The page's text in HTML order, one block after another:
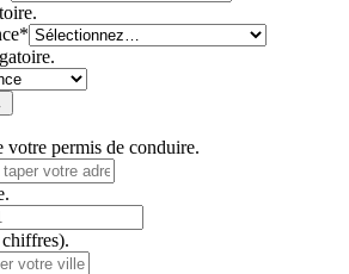
*
votre permis de conduire.